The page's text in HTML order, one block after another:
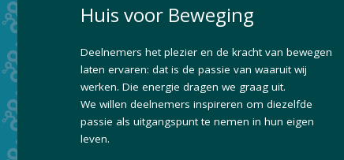
Huis voor Beweging
Deelnemers het plezier en de kracht van bewegen
laten ervaren: dat is de passie van waaruit wij
werken. Die energie dragen we graag uit.
We willen deelnemers inspireren om diezelfde
passie als uitgangspunt te nemen in hun eigen
leven.